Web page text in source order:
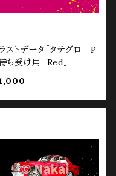
ストデータ「タテグロ P
ち受け用 Red」